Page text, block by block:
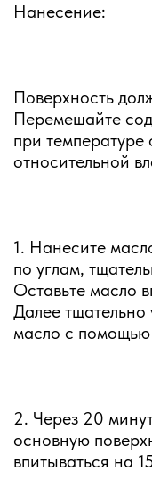
Нанесение:
Поверхность
Перемешайте
при температуре
относительной
1. Нанесите
по углам,
Оставьте масло
Далее тщательно
масло с помощью
2. Через 20
основную
впитываться на